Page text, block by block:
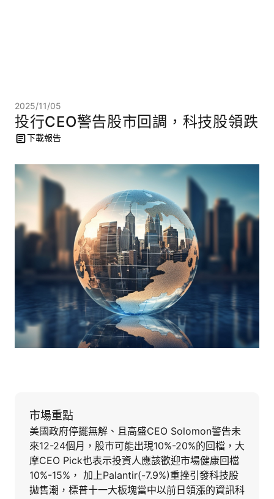
2025/11/05
投行CEO警告股市回調，科技股領跌
下載報告
市場重點
美國政府停擺無解、且高盛CEO Solomon警告未
來12-24個月，股市可能出現10%-20%的回檔，大
摩CEO Pick也表示投資人應該歡迎市場健康回檔
10%-15%， 加上Palantir(-7.9%)重挫引發科技股
拋售潮，標普十一大板塊當中以前日領漲的資訊科